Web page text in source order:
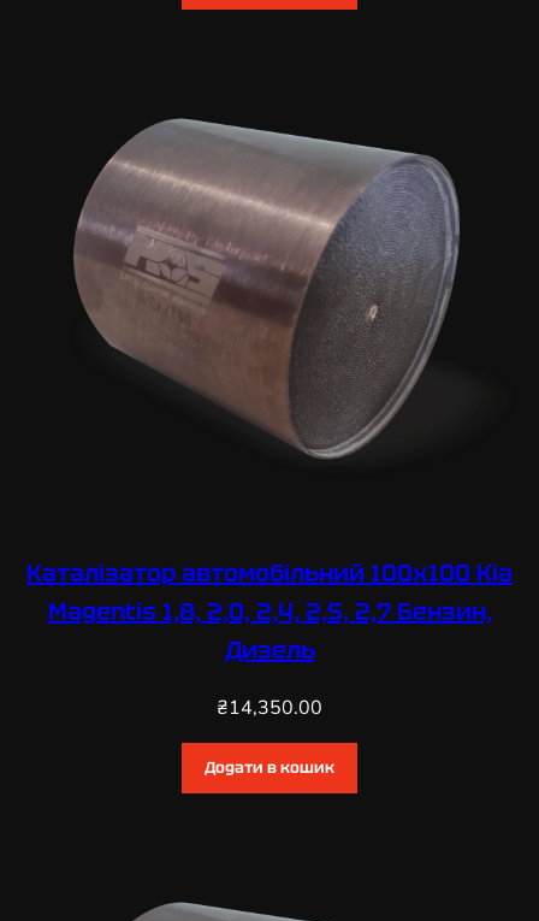
Каталізатор автомобільний 100х100 Kia
Magentis 1,8, 2,0, 2,4, 2,5, 2,7 Бензин,
Дизель
₴14,350.00
Додати в кошик